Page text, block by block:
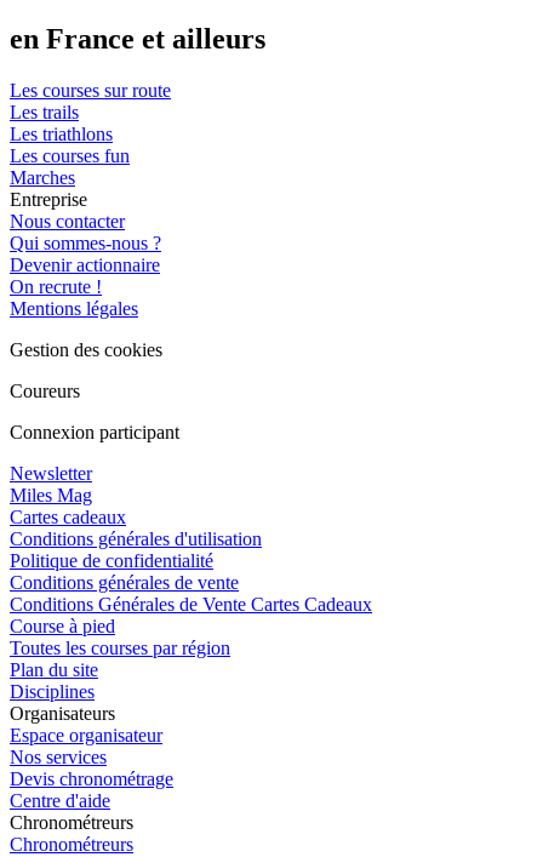
en France et ailleurs
Les courses sur route
Les trails
Les triathlons
Les courses fun
Marches
Entreprise
Nous contacter
Qui sommes-nous ?
Devenir actionnaire
On recrute !
Mentions légales
Gestion des cookies
Coureurs
Connexion participant
Newsletter
Miles Mag
Cartes cadeaux
Conditions générales d'utilisation
Politique de confidentialité
Conditions générales de vente
Conditions Générales de Vente Cartes Cadeaux
Course à pied
Toutes les courses par région
Plan du site
Disciplines
Organisateurs
Espace organisateur
Nos services
Devis chronométrage
Centre d'aide
Chronométreurs
Chronométreurs